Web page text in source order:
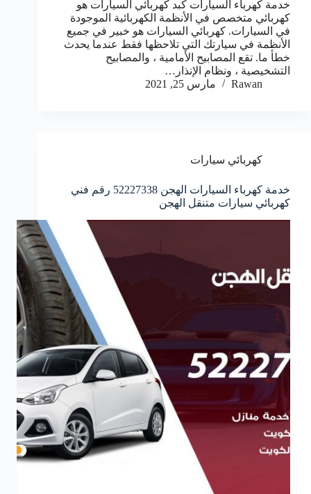
خدمة كهرباء السيارات كبد كهربائي السيارات هو
كهربائي متخصص في الأنظمة الكهربائية الموجودة
في السيارات. كهربائي السيارات هو خبير في جميع
الأنظمة في سيارتك التي تلاحظها فقط عندما يحدث
خطأ ما. تقع المصابيح الأمامية ، والمصابيح
التشخيصية ، ونظام الإنذار…
Rawan
مارس 25, 2021
كهربائي سيارات
خدمة كهرباء السيارات الهجن 52227338 رقم فني
كهربائي سيارات متنقل الهجن